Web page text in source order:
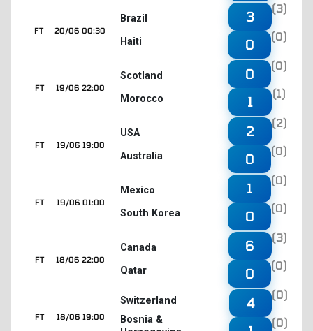
20/06 00:30
FT
Brazil
Haiti
3
(3)
0
(0)
19/06 22:00
FT
Scotland
Morocco
0
(0)
1
(1)
19/06 19:00
FT
USA
Australia
2
(2)
0
(0)
19/06 01:00
FT
Mexico
South Korea
1
(0)
0
(0)
18/06 22:00
FT
Canada
Qatar
6
(3)
0
(0)
18/06 19:00
FT
Switzerland
Bosnia &
4
(0)
(0)